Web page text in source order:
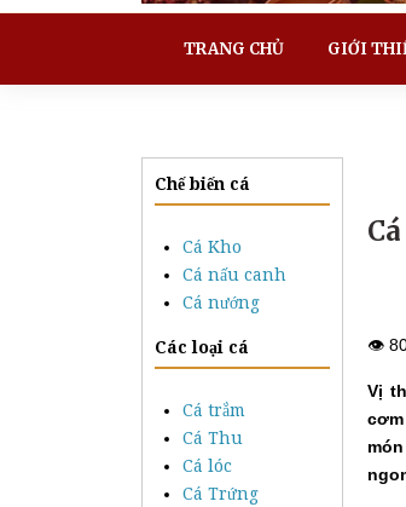
TRANG CHỦ GIỚI
Chế biến cá
Cá Kho
Cá nấu canh
Cá nướng
Các loại cá
Cá trắm
Cá Thu
Cá lóc
Cá Trứng
👁️
Vị